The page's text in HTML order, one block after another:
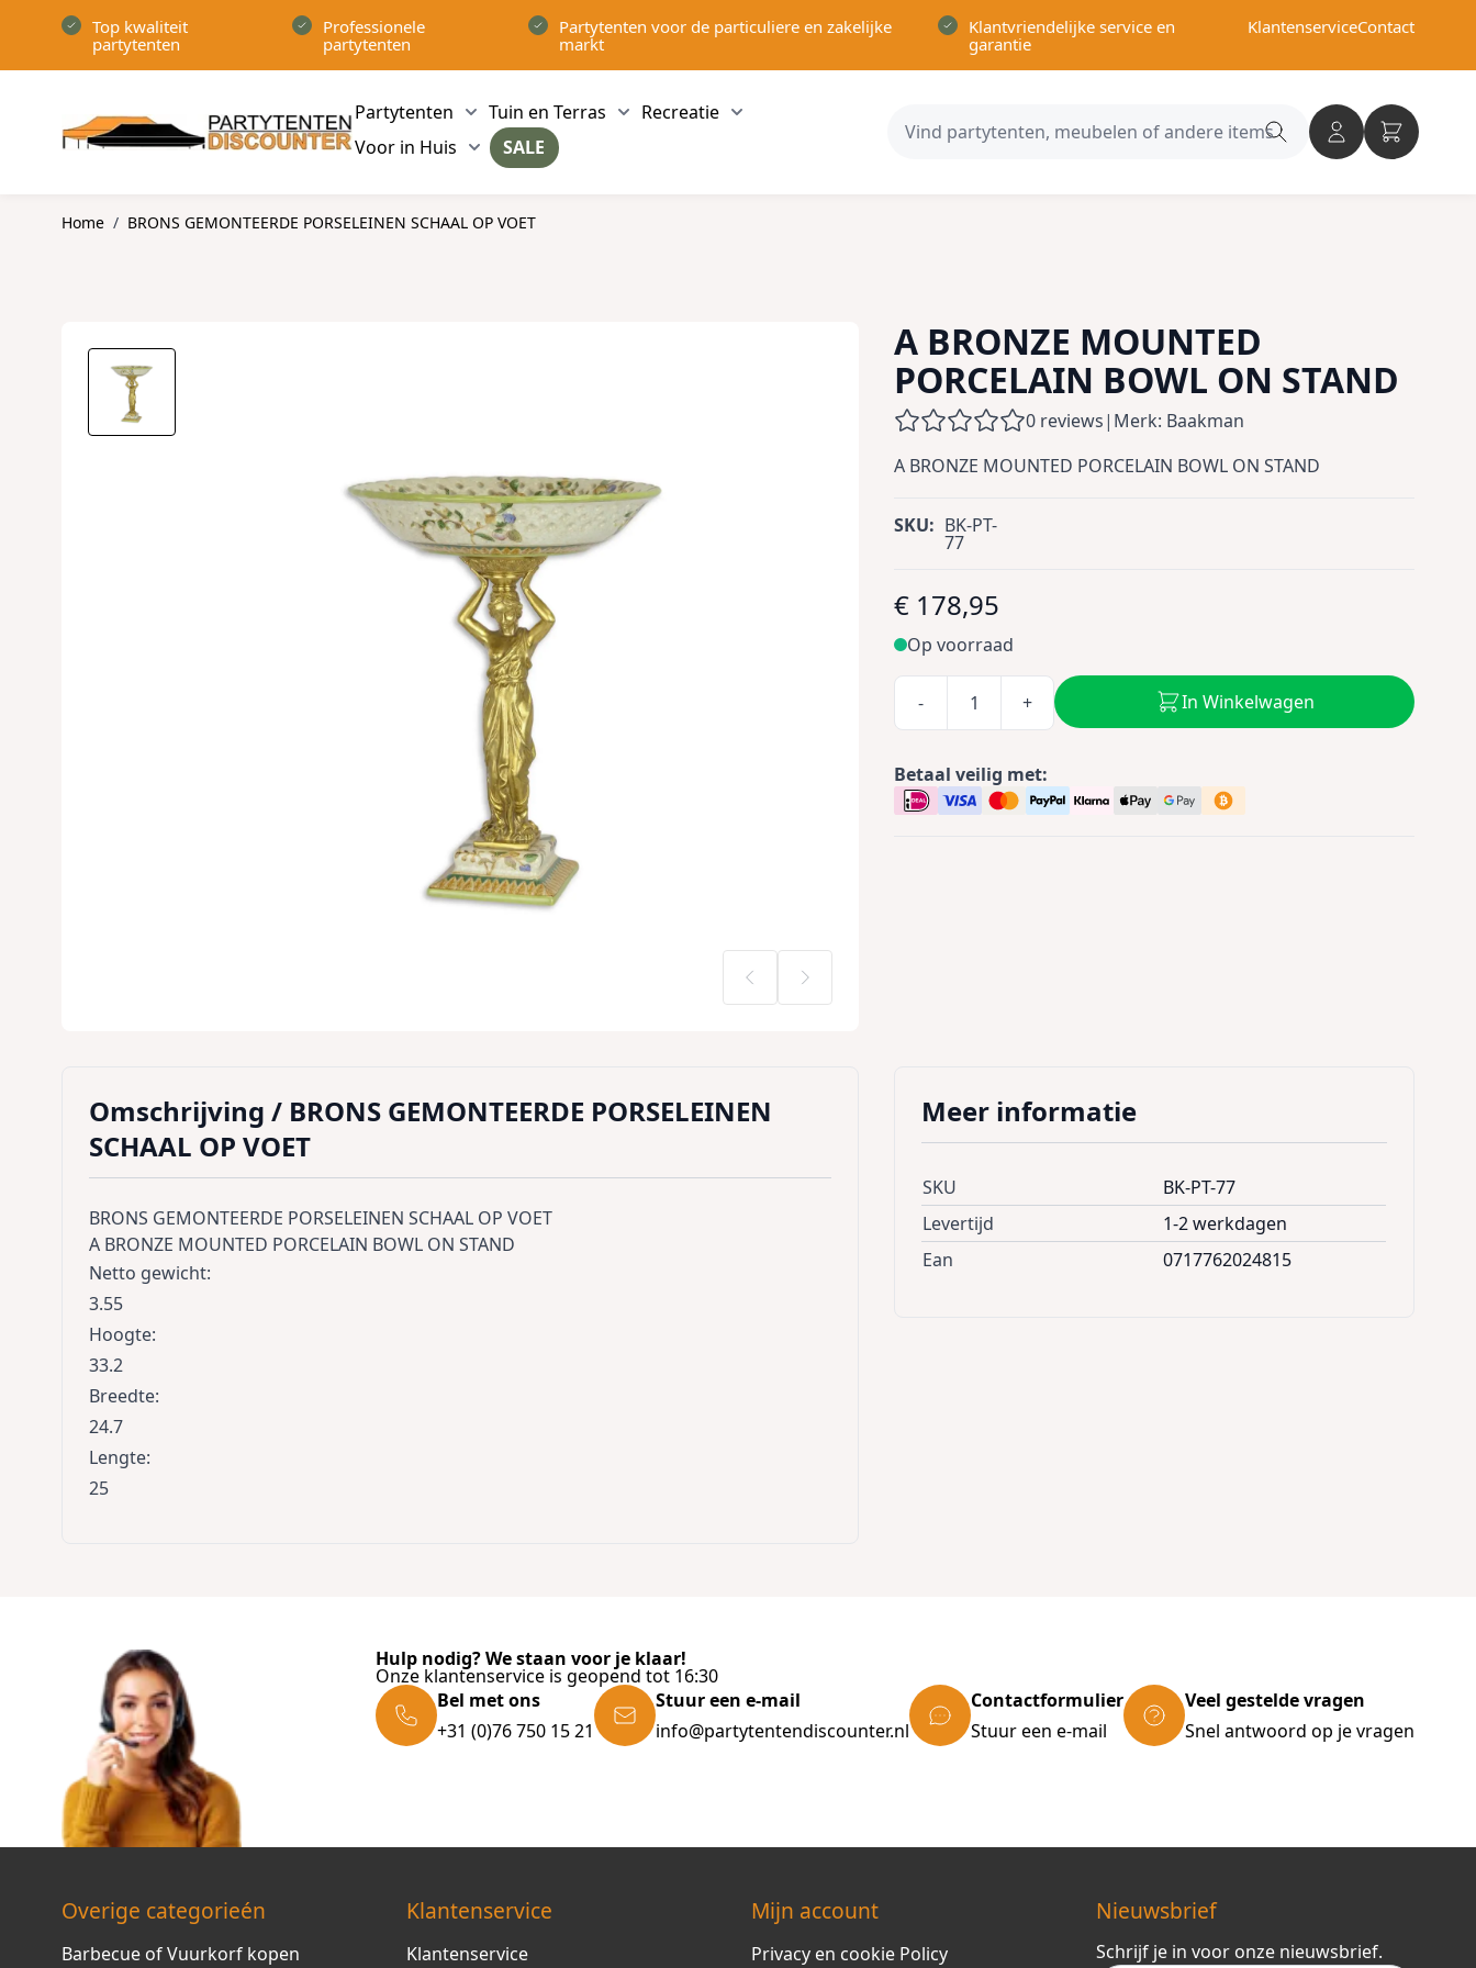
Top kwaliteit
partytenten
Professionele
partytenten
Partytenten voor de particuliere en zakelijke
markt
Klantvriendelijke service en
garantie
KlantenserviceContact
Partytenten
Show submenu for Partytenten category
Tuin en Terras
Show submenu for Tuin en Terras category
Recreatie
Show submenu for Recreatie category
Voor in Huis
Show submenu for Voor in Huis category
SALE
Search
Home / BRONS GEMONTEERDE PORSELEINEN SCHAAL OP VOET
A BRONZE MOUNTED
PORCELAIN BOWL ON STAND
0 reviews| Merk: Baakman
A BRONZE MOUNTED PORCELAIN BOWL ON STAND
SKU: BK-PT-
77
€ 178,95
Op voorraad
- + In Winkelwagen
Betaal veilig met:
Omschrijving / BRONS GEMONTEERDE PORSELEINEN
SCHAAL OP VOET
BRONS GEMONTEERDE PORSELEINEN SCHAAL OP VOET
A BRONZE MOUNTED PORCELAIN BOWL ON STAND
Netto gewicht:
3.55
Hoogte:
33.2
Breedte:
24.7
Lengte:
25
Meer informatie
SKU
BK-PT-77
Levertijd
1-2 werkdagen
Ean
0717762024815
Hulp nodig? We staan voor je klaar!
Onze klantenservice is geopend tot 16:30
Bel met ons
+31 (0)76 750 15 21
Stuur een e-mail
info@partytentendiscounter.nl
Contactformulier
Stuur een e-mail
Veel gestelde vragen
Snel antwoord op je vragen
Overige categorieén
Barbecue of Vuurkorf kopen
Klantenservice
Klantenservice
Mijn account
Privacy en cookie Policy
Nieuwsbrief
Schrijf je in voor onze nieuwsbrief.